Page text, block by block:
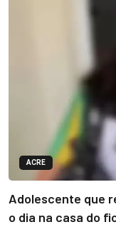
ACRE
Adolescente que
o dia na casa do